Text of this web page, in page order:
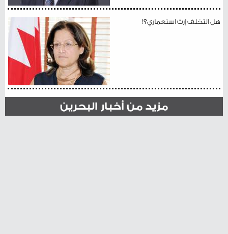
هل التخلف إرث استعماري؟!
مزيد من أخبار البحرين